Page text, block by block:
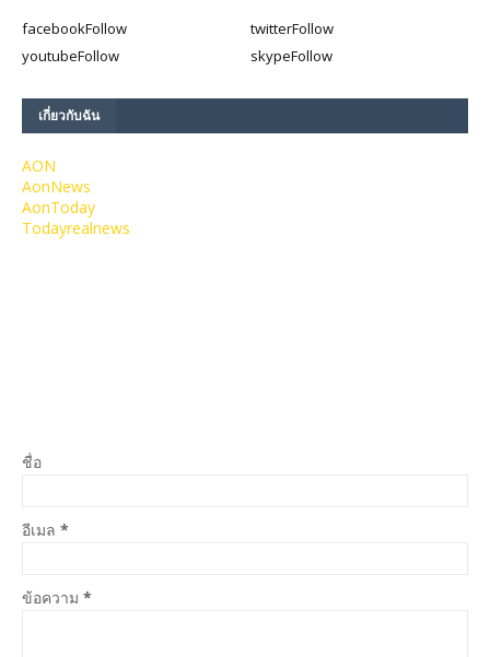
facebookFollow twitterFollow
youtubeFollow skypeFollow
เกี่ยวกับฉัน
AON
AonNews
AonToday
Todayrealnews
ชื่อ
อีเมล *
ข้อความ *